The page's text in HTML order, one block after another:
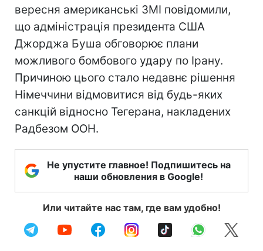
вересня американські ЗМІ повідомили,
що адміністрація президента США
Джорджа Буша обговорює плани
можливого бомбового удару по Ірану.
Причиною цього стало недавнє рішення
Німеччини відмовитися від будь-яких
санкцій відносно Тегерана, накладених
Радбезом ООН.
Не упустите главное! Подпишитесь на
наши обновления в Google!
Или читайте нас там, где вам удобно!